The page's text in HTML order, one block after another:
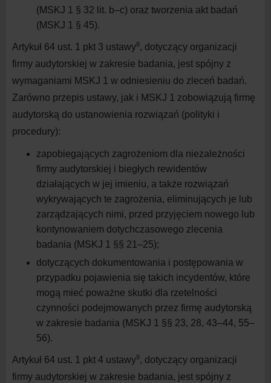
(MSKJ 1 § 32 lit. b–c) oraz tworzenia akt badań
(MSKJ 1 § 45).
Artykuł 64 ust. 1 pkt 3 ustawy8, dotyczący organizacji
firmy audytorskiej w zakresie badania, jest spójny z
wymaganiami MSKJ 1 w odniesieniu do zleceń badań.
Zarówno przepis ustawy, jak i MSKJ 1 zobowiązują firmę
audytorską do ustanowienia rozwiązań (polityki i
procedury):
zapobiegających zagrożeniom dla niezależności
firmy audytorskiej i biegłych rewidentów
działających w jej imieniu, a także rozwiązań
wykrywających te zagrożenia, eliminujących je lub
zarządzających nimi, przed przyjęciem nowego lub
kontynowaniem dotychczasowego zlecenia
badania (MSKJ 1 §§ 21–25);
dotyczących dokumentowania i postępowania w
przypadku pojawienia się takich incydentów, które
mogą mieć poważne skutki dla rzetelności
czynności podejmowanych przez firmę audytorską
w zakresie badania (MSKJ 1 §§ 23, 28, 43–44, 55–
56).
Artykuł 64 ust. 1 pkt 4 ustawy9, dotyczący organizacji
firmy audytorskiej w zakresie badania, jest spójny z